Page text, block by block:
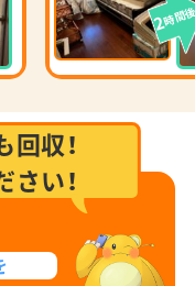
2時間
収！
い！